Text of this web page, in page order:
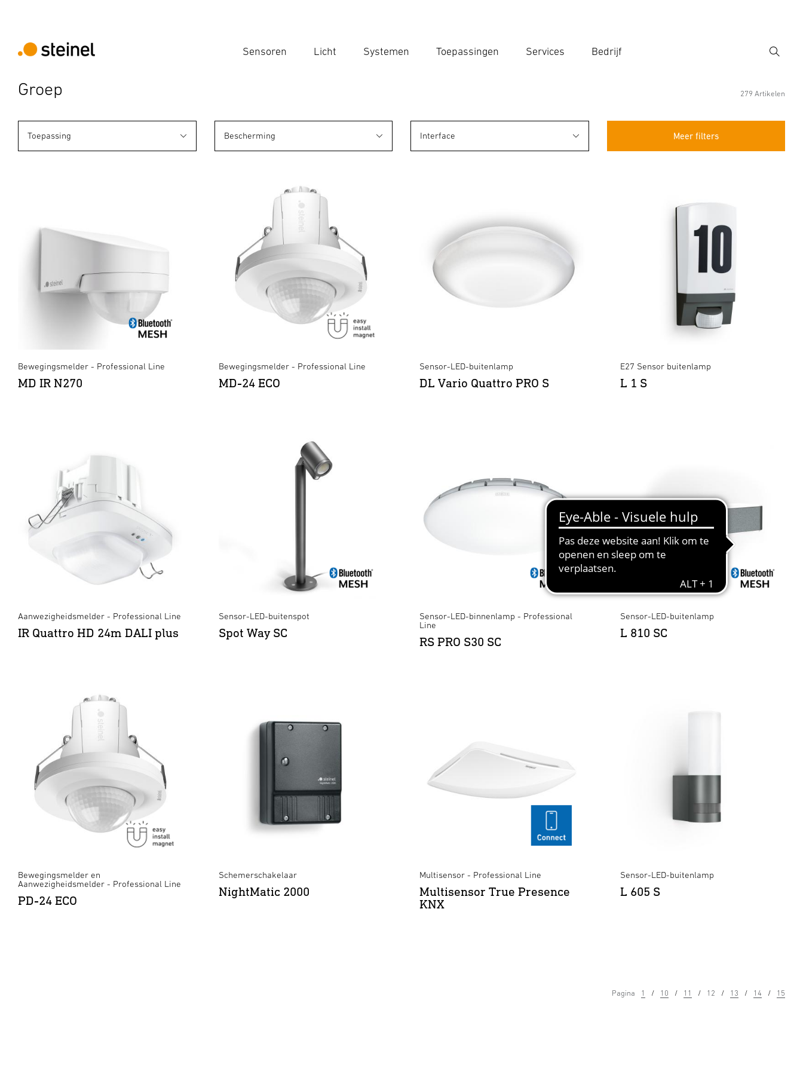
Sensoren Licht Systemen Toepassingen Services Bedrijf
Zoek
Groep 279 Artikelen
Meer filters
Toepassing Bescherming Interface
Bewegingsmelder - Professional Line
MD IR N270
Bewegingsmelder - Professional Line
MD-24 ECO
Sensor-LED-buitenlamp
DL Vario Quattro PRO S
E27 Sensor buitenlamp
L 1 S
Aanwezigheidsmelder - Professional Line
IR Quattro HD 24m DALI plus
Sensor-LED-buitenspot
Spot Way SC
Sensor-LED-binnenlamp - Professional
Line
RS PRO S30 SC
Sensor-LED-buitenlamp
L 810 SC
Bewegingsmelder en
Aanwezigheidsmelder - Professional Line
PD-24 ECO
Schemerschakelaar
NightMatic 2000
Multisensor - Professional Line
Multisensor True Presence
KNX
Sensor-LED-buitenlamp
L 605 S
Pagina 1 10 11 12 13 14 15